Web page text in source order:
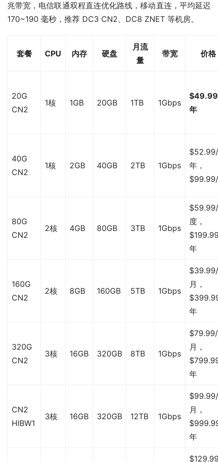
兆带宽，电信联通双程直连优化路线，移动直连，平均延迟
170~190 毫秒，推荐 DC3 CN2、DC8 ZNET 等机房。
套餐 CPU 内存 硬盘
月流
量
带宽 价格
20G
CN2
1核 1GB 20GB 1TB 1Gbps
年
40G
CN2
1核 2GB 40GB 2TB 1Gbps
年，
80G
CN2
2核 4GB 80GB 3TB 1Gbps
度，
年
160G
CN2
2核 8GB 160GB 5TB 1Gbps
$39.99/
月，
年
320G
CN2
3核 16GB 320GB 8TB 1Gbps
$79.99/
月，
年
CN2
HIBW1
3核 16GB 320GB 12TB 1Gbps
$99.99/
月，
年